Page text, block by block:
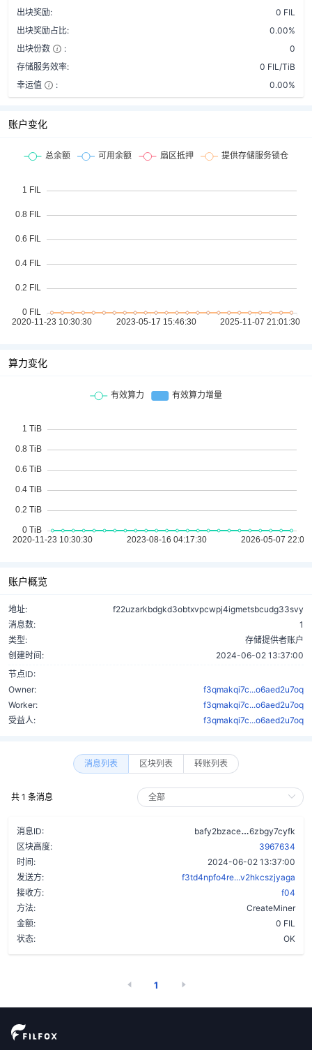
出块奖励:
0 FIL
出块奖励占比:
0.00%
出块份数
:
0
存储服务效率:
0 FIL/TiB
幸运值
: 0.00%
账户变化
算力变化
账户概览
地址:
f22uzarkbdgkd3obtxvpcwpj4igmetsbcudg33svy
消息数:
1
类型:
存储提供者账户
创建时间:
2024-06-02 13:37:00
节点ID:
Owner:
f3qmakqi7c...o6aed2u7oq
Worker:
f3qmakqi7c...o6aed2u7oq
受益人:
f3qmakqi7c...o6aed2u7oq
消息列表 区块列表 转账列表
共 1 条消息
消息ID: bafy2bzace
6zbgy7cyfk
区块高度:
3967634
时间:
2024-06-02 13:37:00
发送方:
f3td4npfo4re...v2hkcszjyaga
接收方:
f04
方法:
CreateMiner
金额:
0 FIL
状态:
OK
1